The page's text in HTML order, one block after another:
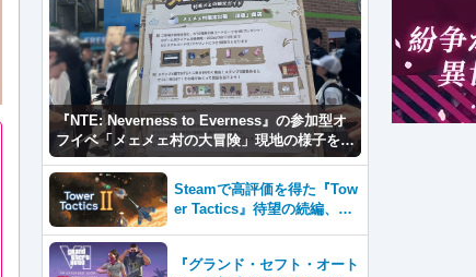
『NTE: Neverness to Everness』の参加型オ
フイベ「メェメェ村の大冒険」現地の様子をレ
ポ！ミニゲームやコスプレイヤー撮影など盛り
だくさん！
Steamで高評価を得た『Tow
er Tactics』待望の続編、『T
『グランド・セフト・オート